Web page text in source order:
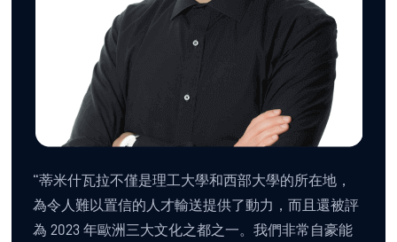
“蒂米什瓦拉不僅是理工大學和西部大學的所在地，
為令人難以置信的人才輸送提供了動力，而且還被評
為 2023 年歐洲三大文化之都之一。我們非常自豪能